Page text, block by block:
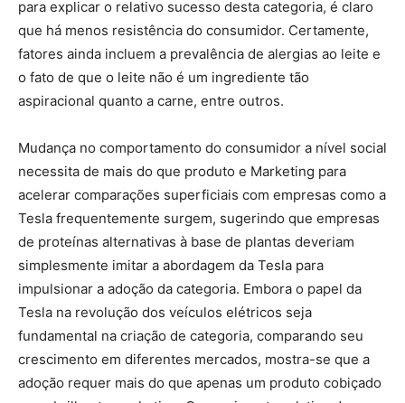
para explicar o relativo sucesso desta categoria, é claro
que há menos resistência do consumidor. Certamente,
fatores ainda incluem a prevalência de alergias ao leite e
o fato de que o leite não é um ingrediente tão
aspiracional quanto a carne, entre outros.
Mudança no comportamento do consumidor a nível social
necessita de mais do que produto e Marketing para
acelerar comparações superficiais com empresas como a
Tesla frequentemente surgem, sugerindo que empresas
de proteínas alternativas à base de plantas deveriam
simplesmente imitar a abordagem da Tesla para
impulsionar a adoção da categoria. Embora o papel da
Tesla na revolução dos veículos elétricos seja
fundamental na criação de categoria, comparando seu
crescimento em diferentes mercados, mostra-se que a
adoção requer mais do que apenas um produto cobiçado